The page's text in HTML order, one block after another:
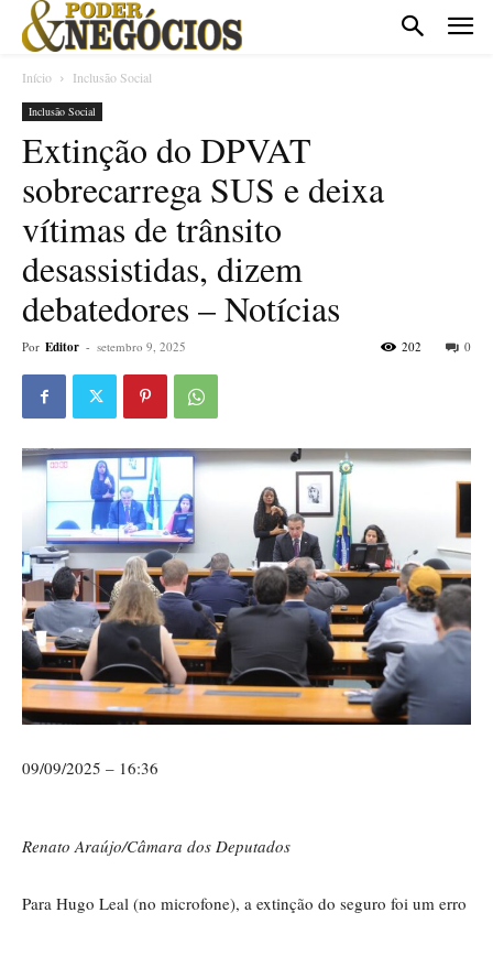
Início Inclusão Social
Inclusão Social
Extinção do DPVAT
sobrecarrega SUS e deixa
vítimas de trânsito
desassistidas, dizem
debatedores – Notícias
Por Editor - setembro 9, 2025 0
202
09/09/2025 – 16:36
Renato Araújo/Câmara dos Deputados
Para Hugo Leal (no microfone), a extinção do seguro foi um erro